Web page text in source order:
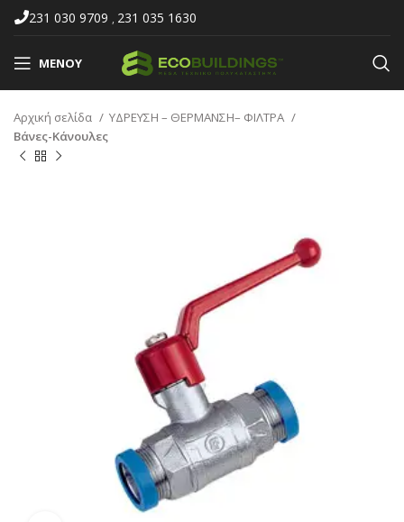
231 030 9709 , 231 035 1630
ΜΕΝΟΎ
Αρχική σελίδα
ΥΔΡΕΥΣΗ – ΘΕΡΜΑΝΣΗ– ΦΙΛΤΡΑ
Βάνες-Κάνουλες